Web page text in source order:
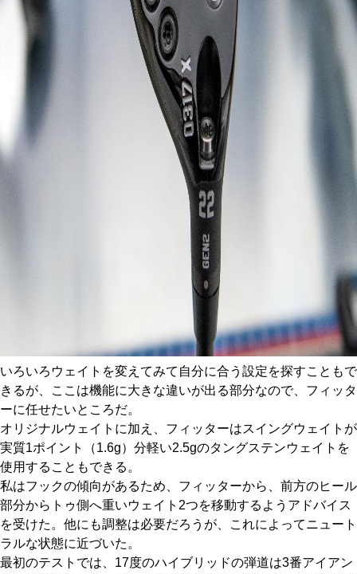
いろいろウェイトを変えてみて自分に合う設定を探すこともで
きるが、ここは機能に大きな違いが出る部分なので、フィッタ
ーに任せたいところだ。
オリジナルウェイトに加え、フィッターはスイングウェイトが
実質1ポイント（1.6g）分軽い2.5gのタングステンウェイトを
使用することもできる。
私はフックの傾向があるため、フィッターから、前方のヒール
部分からトゥ側へ重いウェイト2つを移動するようアドバイス
を受けた。他にも調整は必要だろうが、これによってニュート
ラルな状態に近づいた。
最初のテストでは、17度のハイブリッドの弾道は3番アイアン